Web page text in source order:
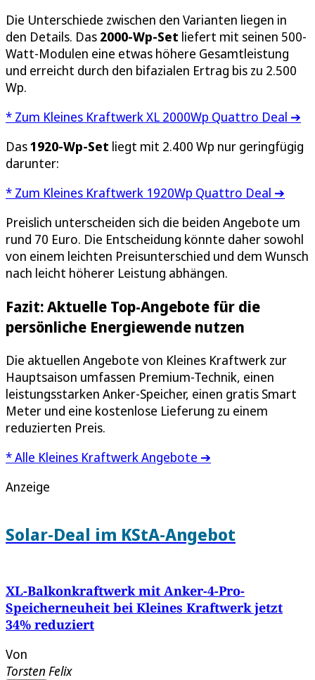
Die Unterschiede zwischen den Varianten liegen in
den Details. Das 2000-Wp-Set liefert mit seinen 500-
Watt-Modulen eine etwas höhere Gesamtleistung
und erreicht durch den bifazialen Ertrag bis zu 2.500
Wp.
* Zum Kleines Kraftwerk XL 2000Wp Quattro Deal ➔
Das1920-Wp-Set liegt mit 2.400 Wp nur geringfügig
darunter:
* Zum Kleines Kraftwerk 1920Wp Quattro Deal ➔
Preislich unterscheiden sich die beiden Angebote um
rund 70 Euro. Die Entscheidung könnte daher sowohl
von einem leichten Preisunterschied und dem Wunsch
nach leicht höherer Leistung abhängen.
Fazit: Aktuelle Top-Angebote für die
persönliche Energiewende nutzen
Die aktuellen Angebote von Kleines Kraftwerk zur
Hauptsaison umfassen Premium-Technik, einen
leistungsstarken Anker-Speicher, einen gratis Smart
Meter und eine kostenlose Lieferung zu einem
reduzierten Preis.
* Alle Kleines Kraftwerk Angebote ➔
Anzeige
Solar-Deal im KStA-Angebot
XL-Balkonkraftwerk mit Anker-4-Pro-
Speicherneuheit bei Kleines Kraftwerk jetzt
34% reduziert
Von
Torsten Felix